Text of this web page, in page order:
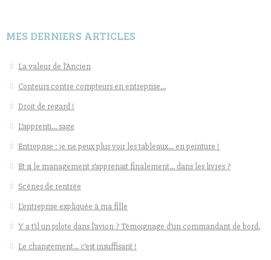
MES DERNIERS ARTICLES
La valeur de l’Ancien
Conteurs contre compteurs en entreprise…
Droit de regard !
L’apprenti… sage
Entreprise : je ne peux plus voir les tableaux… en peinture !
Et si le management s’apprenait finalement… dans les livres ?
Scènes de rentrée
L’entreprise expliquée à ma fille
Y a t’il un pilote dans l’avion ? Témoignage d’un commandant de bord.
Le changement… c’est insuffisant !